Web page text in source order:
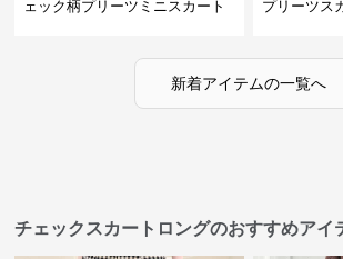
ェック柄プリーツミニスカート
プリーツス
新着アイテムの一覧へ
チェックスカートロングのおすすめアイ